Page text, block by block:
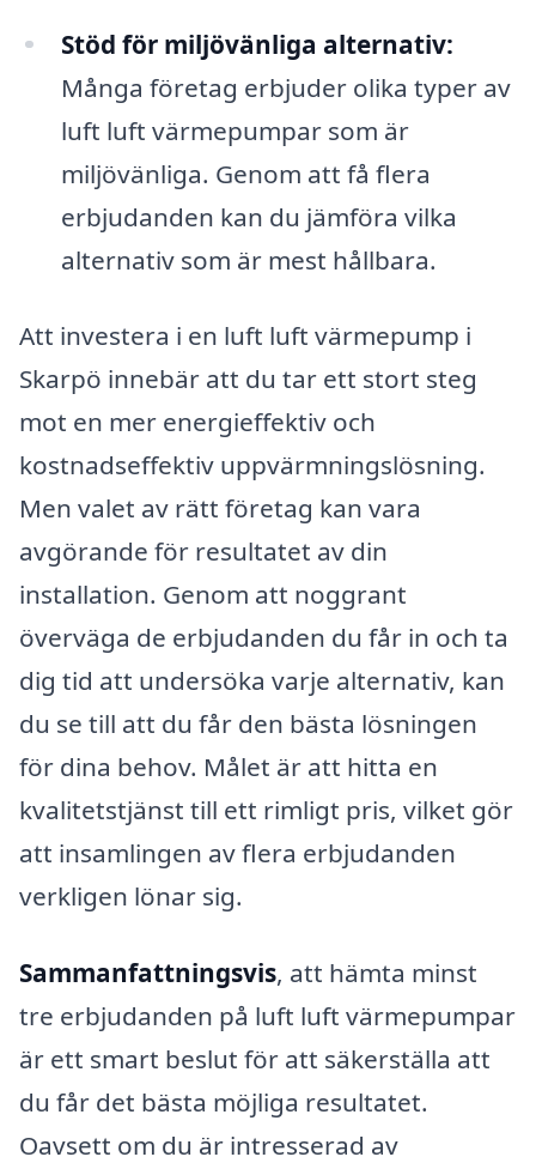
Stöd för miljövänliga alternativ:
Många företag erbjuder olika typer av
luft luft värmepumpar som är
miljövänliga. Genom att få flera
erbjudanden kan du jämföra vilka
alternativ som är mest hållbara.
Att investera i en luft luft värmepump i
Skarpö innebär att du tar ett stort steg
mot en mer energieffektiv och
kostnadseffektiv uppvärmningslösning.
Men valet av rätt företag kan vara
avgörande för resultatet av din
installation. Genom att noggrant
överväga de erbjudanden du får in och ta
dig tid att undersöka varje alternativ, kan
du se till att du får den bästa lösningen
för dina behov. Målet är att hitta en
kvalitetstjänst till ett rimligt pris, vilket gör
att insamlingen av flera erbjudanden
verkligen lönar sig.
Sammanfattningsvis, att hämta minst
tre erbjudanden på luft luft värmepumpar
är ett smart beslut för att säkerställa att
du får det bästa möjliga resultatet.
Oavsett om du är intresserad av